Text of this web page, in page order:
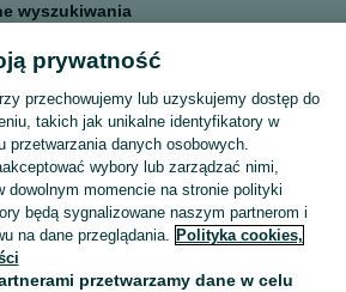
wyszukiwania
owies ziemia tunele foliowe
Skorzystaj z największego serwisu ogłoszeniowego - Zamch i okolice! Kupuj to, czego pragniesz i sprzedawaj to, czego już nie potrzebujesz! Zobacz
prywatność
przechowujemy lub uzyskujemy dostęp do
takich jak unikalne identyfikatory w
przetwarzania danych osobowych.
wybory lub zarządzać nimi,
dowolnym momencie na stronie polityki
będą sygnalizowane naszym partnerom i
na dane przeglądania. Polityka cookies,
przetwarzamy dane w celu